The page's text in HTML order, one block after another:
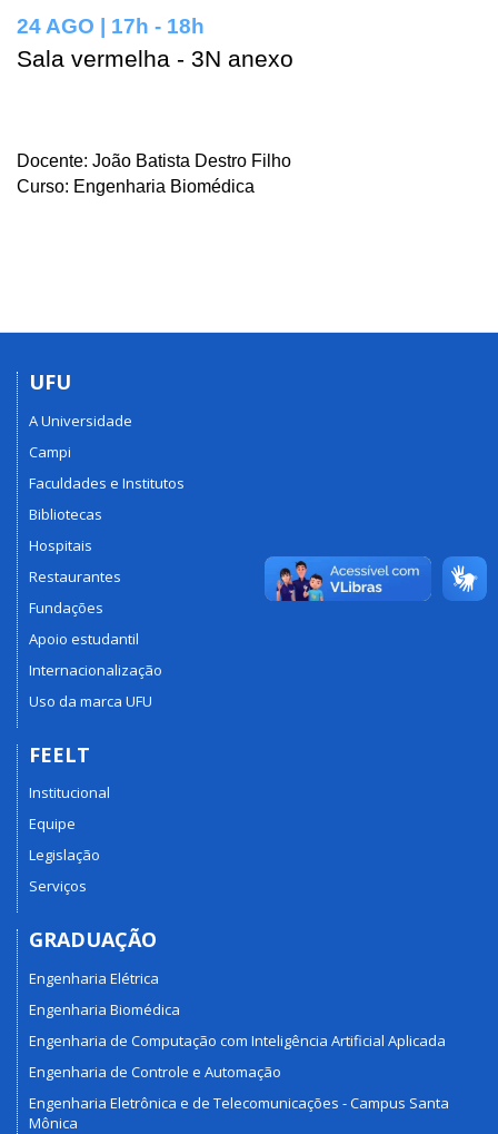
24 AGO | 17h - 18h
Sala vermelha - 3N anexo
Docente: João Batista Destro Filho
Curso: Engenharia Biomédica
UFU
A Universidade
Campi
Faculdades e Institutos
Bibliotecas
Hospitais
Restaurantes
Fundações
Apoio estudantil
Internacionalização
Uso da marca UFU
FEELT
Institucional
Equipe
Legislação
Serviços
GRADUAÇÃO
Engenharia Elétrica
Engenharia Biomédica
Engenharia de Computação com Inteligência Artificial Aplicada
Engenharia de Controle e Automação
Engenharia Eletrônica e de Telecomunicações - Campus Santa
Mônica